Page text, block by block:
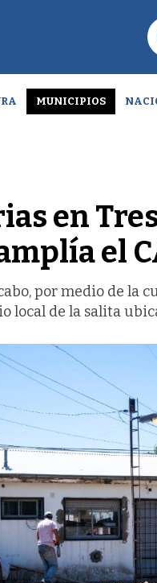
MUNICIPIOS
en
el
por medio de la
local de la salita